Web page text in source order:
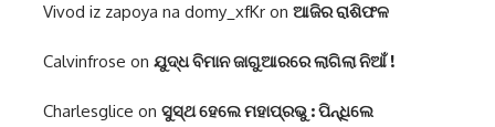
Vivod iz zapoya na domy_xfKr on ଆଜିର ରାଶିଫଳ
Calvinfrose on ଯୁଦ୍ଧ ବିମାନ ଜାଗୁଆରରେ ଲାଗିଲା ନିଆଁ !
Charlesglice on ସୁସ୍ଥ ହେଲେ ମହାପ୍ରଭୁ : ପିନ୍ଧିଲେ